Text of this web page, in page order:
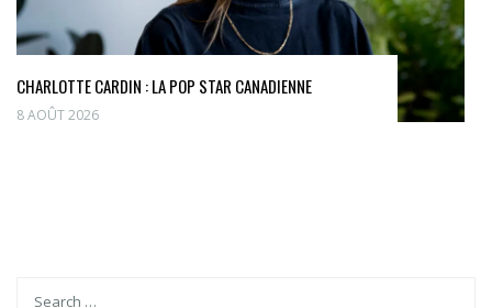
CHARLOTTE CARDIN : LA POP STAR CANADIENNE
8 AOÛT 2026